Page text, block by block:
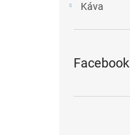
Káva
Facebook